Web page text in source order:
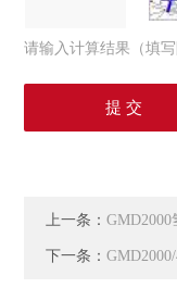
请输入计算结果（填
上一条：
下一条：